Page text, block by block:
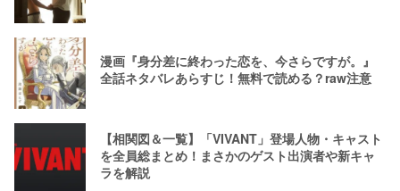
漫画『身分差に終わった恋を、今さらですが。』
全話ネタバレあらすじ！無料で読める？raw注意
【相関図＆一覧】「VIVANT」登場人物・キャスト
を全員総まとめ！まさかのゲスト出演者や新キャ
ラを解説